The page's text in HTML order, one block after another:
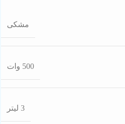
مشکی
500 وات
3 لیتر